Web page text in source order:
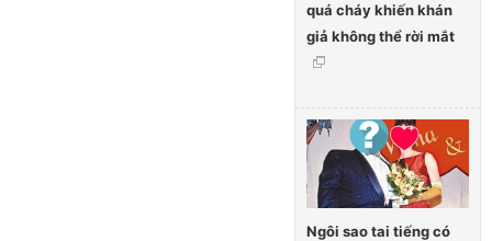
quá cháy khiến khán
giả không thể rời mắt
Ngôi sao tai tiếng có